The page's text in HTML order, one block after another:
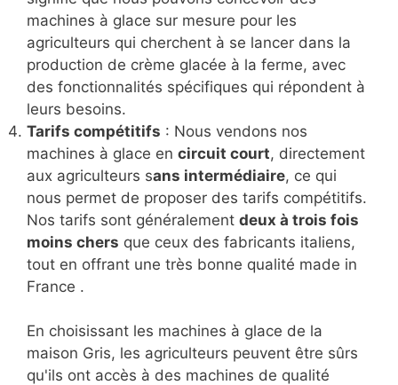
machines à glace sur mesure pour les
agriculteurs qui cherchent à se lancer dans la
production de crème glacée à la ferme, avec
des fonctionnalités spécifiques qui répondent à
leurs besoins.
Tarifs compétitifs : Nous vendons nos
machines à glace en circuit court, directement
aux agriculteurs sans intermédiaire, ce qui
nous permet de proposer des tarifs compétitifs.
Nos tarifs sont généralement deux à trois fois
moins chers que ceux des fabricants italiens,
tout en offrant une très bonne qualité made in
France .
En choisissant les machines à glace de la
maison Gris, les agriculteurs peuvent être sûrs
qu'ils ont accès à des machines de qualité